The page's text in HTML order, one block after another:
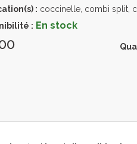
: coccinelle, combi split,
: En stock